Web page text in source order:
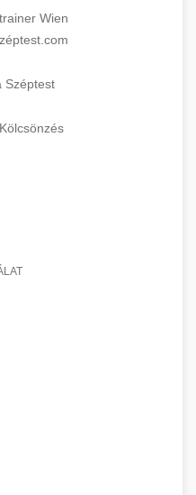
Wien
Széptest